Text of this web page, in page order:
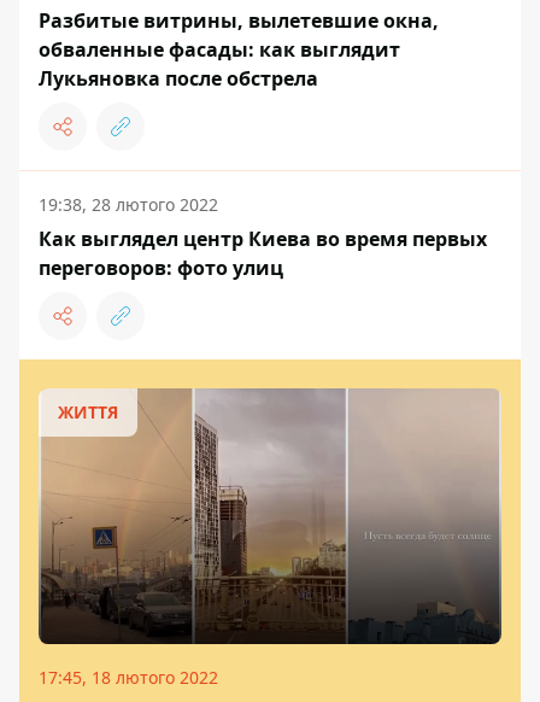
Разбитые витрины, вылетевшие окна,
обваленные фасады: как выглядит
Лукьяновка после обстрела
19:38, 28 лютого 2022
Как выглядел центр Киева во время первых
переговоров: фото улиц
ЖИТТЯ
17:45, 18 лютого 2022